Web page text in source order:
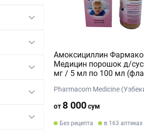
Амоксициллин
Медицин порошок д/
мг / 5 мл по 100 мл
Pharmacom Medicine
от 8 000сум
Без рецепта в 163 аптеках